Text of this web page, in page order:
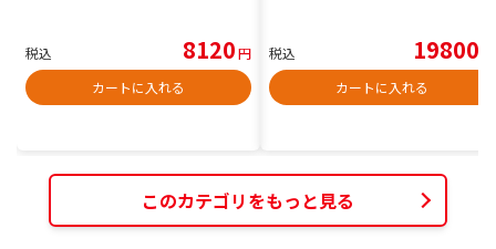
税込 8120円
カートに入れる
税込 19800
カートに入れる
このカテゴリをもっと見る